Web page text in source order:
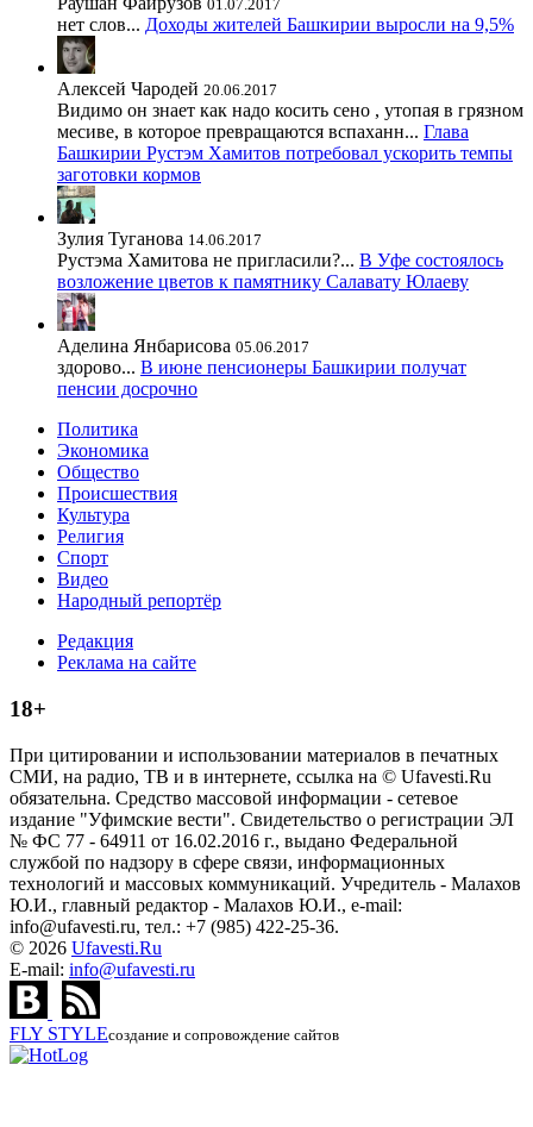
01.07.2017
нет слов... Доходы жителей Башкирии выросли на 9,5%
Алексей Чародей 20.06.2017
Видимо он знает как надо косить сено , утопая в грязном
месиве, в которое превращаются вспаханн... Глава
Башкирии Рустэм Хамитов потребовал ускорить темпы
заготовки кормов
Зулия Туганова 14.06.2017
Рустэма Хамитова не пригласили?... В Уфе состоялось
возложение цветов к памятнику Салавату Юлаеву
Аделина Янбарисова 05.06.2017
здорово... В июне пенсионеры Башкирии получат
пенсии досрочно
Политика
Экономика
Общество
Происшествия
Культура
Религия
Спорт
Видео
Народный репортёр
Редакция
Реклама на сайте
18+
При цитировании и использовании материалов в печатных
СМИ, на радио, ТВ и в интернете, ссылка на © Ufavesti.Ru
обязательна. Средство массовой информации - сетевое
издание "Уфимские вести". Свидетельство о регистрации ЭЛ
№ ФС 77 - 64911 от 16.02.2016 г., выдано Федеральной
службой по надзору в сфере связи, информационных
технологий и массовых коммуникаций. Учредитель - Малахов
Ю.И., главный редактор - Малахов Ю.И., e-mail:
info@ufavesti.ru, тел.: +7 (985) 422-25-36.
© 2026 Ufavesti.Ru
E-mail: info@ufavesti.ru
FLY STYLEсоздание и сопровождение сайтов